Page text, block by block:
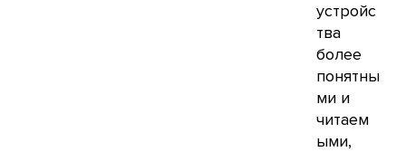
устройс
тва
более
понятны
ми и
читаем
ыми,